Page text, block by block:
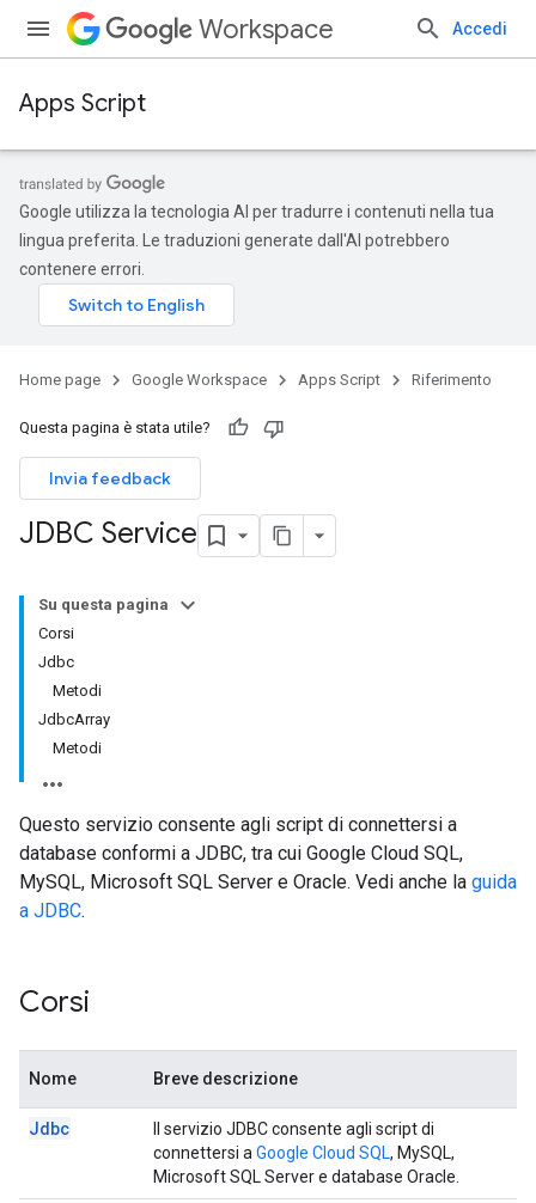
Workspace Accedi
Apps Script
Google utilizza la tecnologia AI per tradurre i contenuti nella tua
lingua preferita. Le traduzioni generate dall'AI potrebbero
contenere errori.
Home page Google Workspace Apps Script Riferimento
Questa pagina è stata utile?
Invia feedback
JDBC Service
Su questa pagina
Corsi
Jdbc
Metodi
JdbcArray
Metodi
Questo servizio consente agli script di connettersi a
database conformi a JDBC, tra cui Google Cloud SQL,
MySQL, Microsoft SQL Server e Oracle. Vedi anche la guida
a JDBC.
Corsi
Nome Breve descrizione
Jdbc
Il servizio JDBC consente agli script di
connettersi a Google Cloud SQL, MySQL,
Microsoft SQL Server e database Oracle.